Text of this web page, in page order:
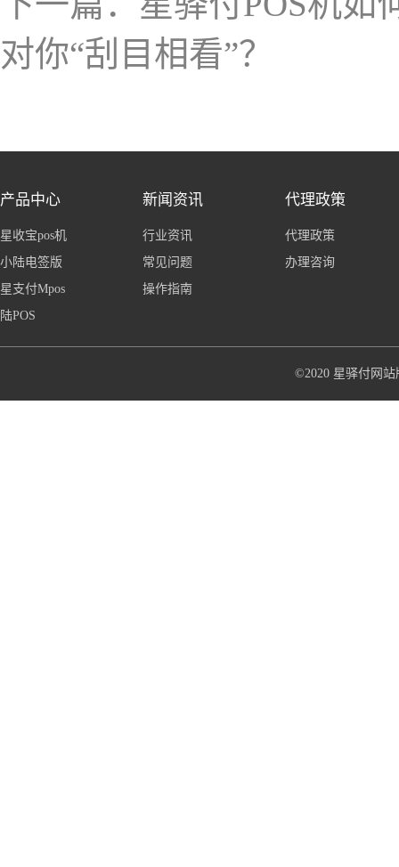
对你“刮目相看”？
产品中心
星收宝pos机
小陆电签版
星支付Mpos
陆POS
新闻资讯
行业资讯
常见问题
操作指南
代理政策
代理政策
办理咨询
©2020 星驿付网